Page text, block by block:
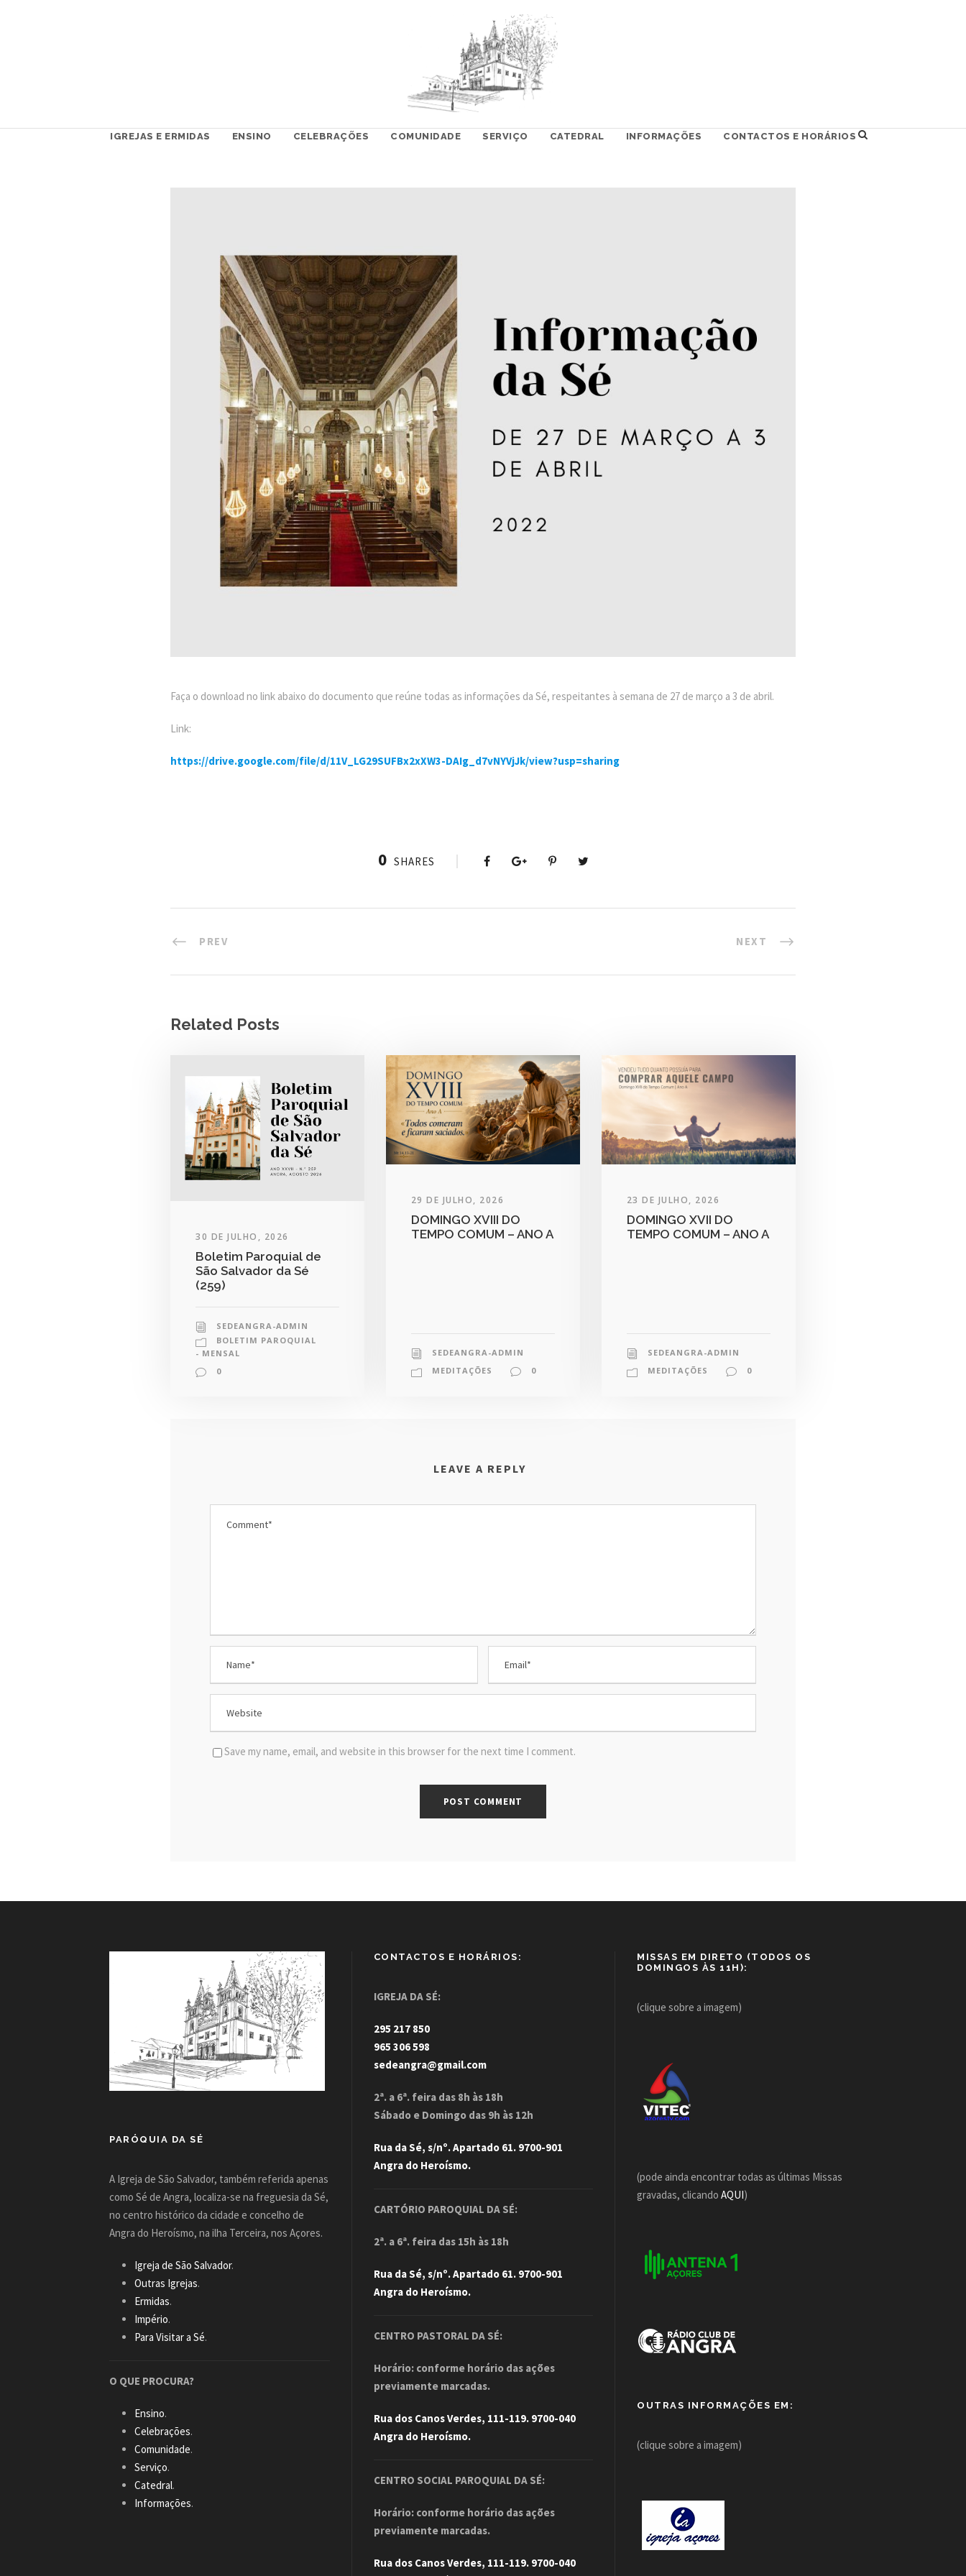
IGREJAS E ERMIDAS ENSINO CELEBRAÇÕES COMUNIDADE SERVIÇO CATEDRAL INFORMAÇÕES CONTACTOS E HORÁRIOS
Faça o download no link abaixo do documento que reúne todas as informações da Sé, respeitantes à semana de 27 de março a 3 de abril.
Link:
https://drive.google.com/file/d/11V_LG29SUFBx2xXW3-DAIg_d7vNYVjJk/view?usp=sharing
0 SHARES
PREV NEXT
Related Posts
30 DE JULHO, 2026
Boletim Paroquial de
São Salvador da Sé
(259)
SEDEANGRA-ADMIN
BOLETIM PAROQUIAL
- MENSAL
0
29 DE JULHO, 2026
DOMINGO XVIII DO
TEMPO COMUM – ANO A
SEDEANGRA-ADMIN
MEDITAÇÕES
0
23 DE JULHO, 2026
DOMINGO XVII DO
TEMPO COMUM – ANO A
SEDEANGRA-ADMIN
MEDITAÇÕES
0
LEAVE A REPLY
Save my name, email, and website in this browser for the next time I comment.
PARÓQUIA DA SÉ
A Igreja de São Salvador, também referida apenas
como Sé de Angra, localiza-se na freguesia da Sé,
no centro histórico da cidade e concelho de
Angra do Heroísmo, na ilha Terceira, nos Açores.
Igreja de São Salvador.
Outras Igrejas.
Ermidas.
Império.
Para Visitar a Sé.
O QUE PROCURA?
Ensino.
Celebrações.
Comunidade.
Serviço.
Catedral.
Informações.
CONTACTOS E HORÁRIOS:
IGREJA DA SÉ:
295 217 850
965 306 598
sedeangra@gmail.com
2ª. a 6ª. feira das 8h às 18h
Sábado e Domingo das 9h às 12h
Rua da Sé, s/nº. Apartado 61. 9700-901
Angra do Heroísmo.
CARTÓRIO PAROQUIAL DA SÉ:
2ª. a 6ª. feira das 15h às 18h
Rua da Sé, s/nº. Apartado 61. 9700-901
Angra do Heroísmo.
CENTRO PASTORAL DA SÉ:
Horário: conforme horário das ações
previamente marcadas.
Rua dos Canos Verdes, 111-119. 9700-040
Angra do Heroísmo.
CENTRO SOCIAL PAROQUIAL DA SÉ:
Horário: conforme horário das ações
previamente marcadas.
Rua dos Canos Verdes, 111-119. 9700-040
MISSAS EM DIRETO (TODOS OS
DOMINGOS ÀS 11H):
(clique sobre a imagem)
(pode ainda encontrar todas as últimas Missas
gravadas, clicandoAQUI)
OUTRAS INFORMAÇÕES EM:
(clique sobre a imagem)